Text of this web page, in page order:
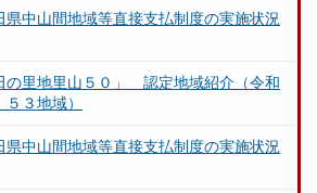
県中山間地域等直接支払制度の実施状況
の里地里山５０」 認定地域紹介（令和
３地域）
県中山間地域等直接支払制度の実施状況